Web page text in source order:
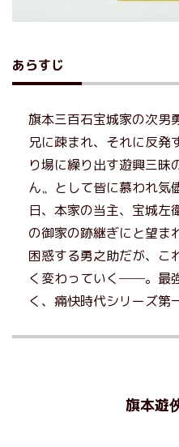
あらすじ
旗本三百石宝城家の次男
兄に疎まれ、それに反発
り場に繰り出す遊興三昧
ん〟として皆に慕われ気
日、本家の当主、宝城左
の御家の跡継ぎにと望ま
困惑する勇之助だが、こ
く変わっていく──。最
く、痛快時代シリーズ第
旗本遊